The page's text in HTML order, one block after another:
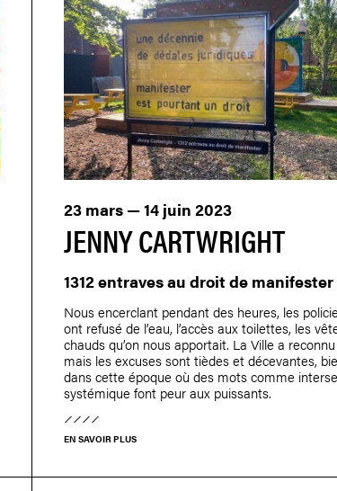
JENNY CARTWRIGHT
23 mars — 14 juin 2023
1312 entraves au droit de manifester
Nous encerclant pendant des heures, les
ont refusé de l’eau, l’accès aux toilettes, les
chauds qu’on nous apportait. La Ville a
mais les excuses sont tièdes et décevantes,
dans cette époque où des mots comme
systémique font peur aux puissants.
EN SAVOIR PLUS